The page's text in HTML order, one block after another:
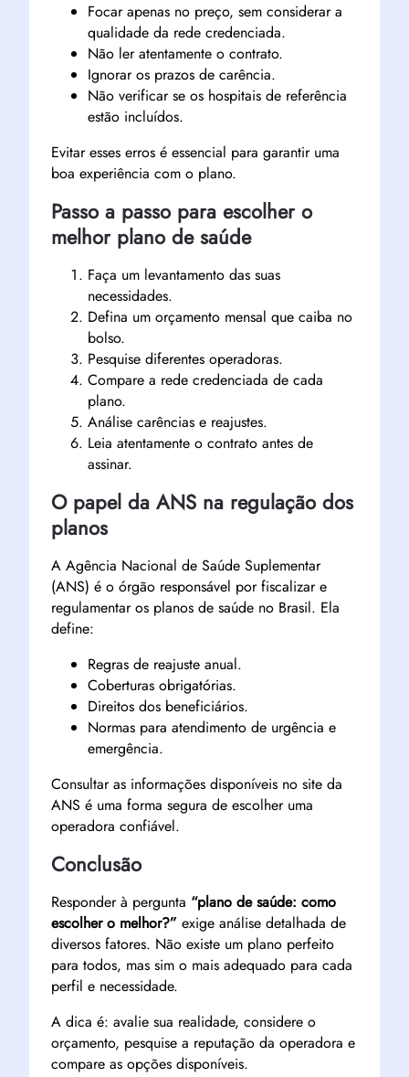
Focar apenas no preço, sem considerar a
qualidade da rede credenciada.
Não ler atentamente o contrato.
Ignorar os prazos de carência.
Não verificar se os hospitais de referência
estão incluídos.
Evitar esses erros é essencial para garantir uma
boa experiência com o plano.
Passo a passo para escolher o
melhor plano de saúde
Faça um levantamento das suas
necessidades.
Defina um orçamento mensal que caiba no
bolso.
Pesquise diferentes operadoras.
Compare a rede credenciada de cada
plano.
Análise carências e reajustes.
Leia atentamente o contrato antes de
assinar.
O papel da ANS na regulação dos
planos
A Agência Nacional de Saúde Suplementar
(ANS) é o órgão responsável por fiscalizar e
regulamentar os planos de saúde no Brasil. Ela
define:
Regras de reajuste anual.
Coberturas obrigatórias.
Direitos dos beneficiários.
Normas para atendimento de urgência e
emergência.
Consultar as informações disponíveis no site da
ANS é uma forma segura de escolher uma
operadora confiável.
Conclusão
Responder à pergunta “plano de saúde: como
escolher o melhor?” exige análise detalhada de
diversos fatores. Não existe um plano perfeito
para todos, mas sim o mais adequado para cada
perfil e necessidade.
A dica é: avalie sua realidade, considere o
orçamento, pesquise a reputação da operadora e
compare as opções disponíveis.